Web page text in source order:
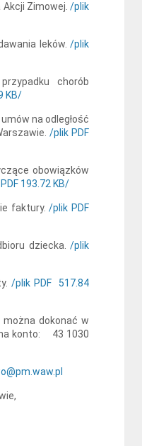
Zimowej. /plik
leków. /plik
chorób
KB/
na odległość
/plik PDF
obowiązków
193.72 KB/
faktury. /plik PDF
dziecka. /plik
/plik PDF 517.84
dokonać w
konto: 43 1030